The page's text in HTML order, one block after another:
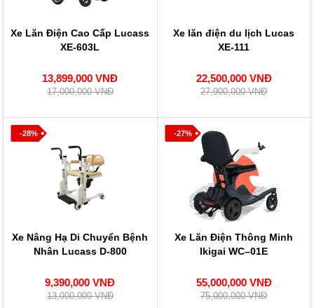
Xe Lăn Điện Cao Cấp Lucass
XE-603L
13,899,000 VNĐ
17,000,000 VNĐ
Xe lăn điện du lịch Lucas
XE-111
22,500,000 VNĐ
27,900,000 VNĐ
-28%
Xe Nâng Hạ Di Chuyển Bệnh
Nhân Lucass D-800
9,390,000 VNĐ
13,000,000 VNĐ
-27%
Xe Lăn Điện Thông Minh
Ikigai WC–01E
55,000,000 VNĐ
75,000,000 VNĐ